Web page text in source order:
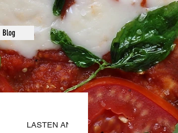
Blog
LASTEN ANNOKSET SALAATIT